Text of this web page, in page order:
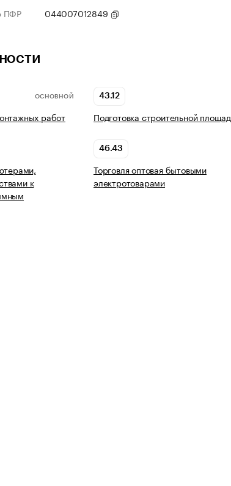
ПФР 044007012849
ОСНОВНОЙ
работ
43.12
Подготовка строительной
к
46.43
Торговля оптовая бытовыми
электротоварами